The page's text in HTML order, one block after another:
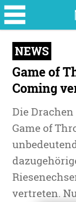
Game
of
Thrones
Winter
Coming
eure
Drachen
NEWS
Game of
Coming
Die
Game of
vertreten.